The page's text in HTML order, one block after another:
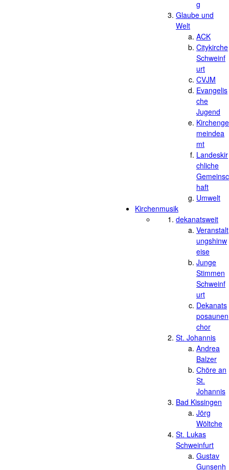
g
Glaube und
Welt
ACK
Citykirche
Schweinf
urt
CVJM
Evangelis
che
Jugend
Kirchenge
meindea
mt
Landeskir
chliche
Gemeinsc
haft
Umwelt
Kirchenmusik
dekanatsweit
Veranstalt
ungshinw
eise
Junge
Stimmen
Schweinf
urt
Dekanats
posaunen
chor
St. Johannis
Andrea
Balzer
Chöre an
St.
Johannis
Bad Kissingen
Jörg
Wöltche
St. Lukas
Schweinfurt
Gustav
Gunsenh